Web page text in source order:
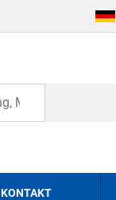
KONTAKT